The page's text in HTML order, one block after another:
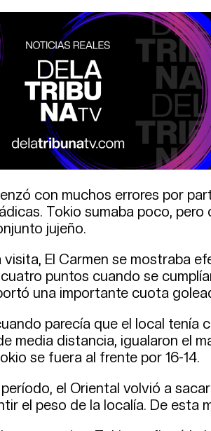
con muchos errores por
Tokio sumaba poco,
jujeño.
visita, El Carmen se mostraba
puntos cuando se
una importante cuota
parecía que el local
media distancia, igualaron el
se fuera al frente por 16-14.
el Oriental volvió a
el peso de la localía. De esta